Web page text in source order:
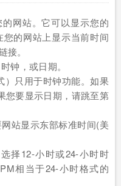
网站。它可以显示您的
的网站上显示当前时间
。
钟，或日期。
）只用于时钟功能。如果
您要显示日期，请跳至第
站显示东部标准时间(美
择12-小时或24-小时时
相当于24-小时格式的